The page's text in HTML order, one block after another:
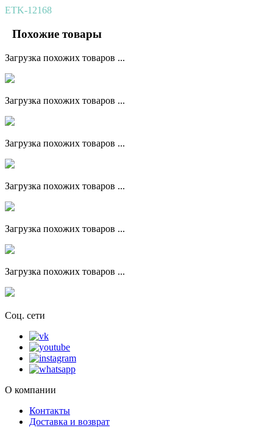
ETK-12168
Похожие товары
Загрузка похожих товаров ...
Загрузка похожих товаров ...
Загрузка похожих товаров ...
Загрузка похожих товаров ...
Загрузка похожих товаров ...
Загрузка похожих товаров ...
Соц. сети
О компании
Контакты
Доставка и возврат